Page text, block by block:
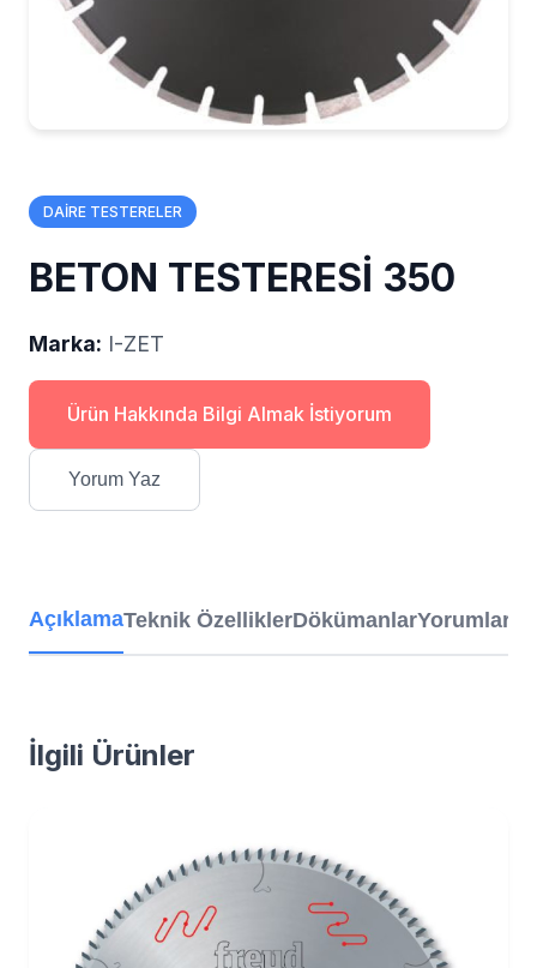
DAİRE TESTERELER
BETON TESTERESİ 350
Marka: I-ZET
Ürün Hakkında Bilgi Almak İstiyorum
Yorum Yaz
AçıklamaTeknik ÖzelliklerDökümanlarYorumlar
İlgili Ürünler